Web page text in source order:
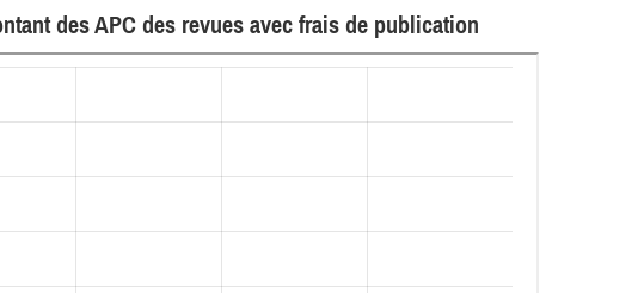
des APC des revues avec frais de publication